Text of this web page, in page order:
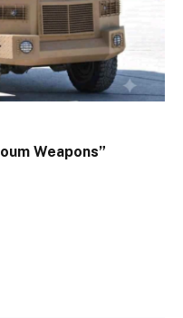
Weapons”